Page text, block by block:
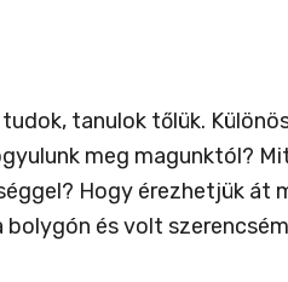
tanulok tőlük.
meg magunktól?
Hogy érezhetjük át
és volt